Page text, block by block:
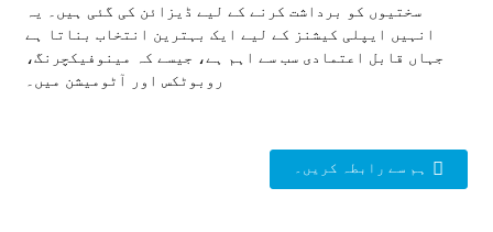
سختیوں کو برداشت کرنے کے لیے ڈیزائن کی گئی ہیں۔ یہ
انہیں ایپلی کیشنز کے لیے ایک بہترین انتخاب بناتا ہے
جہاں قابل اعتمادی سب سے اہم ہے، جیسے کہ مینوفیکچرنگ،
روبوٹکس اور آٹومیشن میں۔
ہم سے رابطہ کریں۔